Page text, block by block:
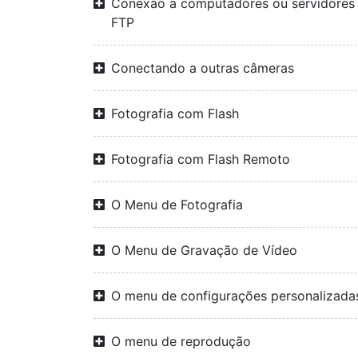
Conexão a computadores ou servidores
FTP
Conectando a outras câmeras
Fotografia com Flash
Fotografia com Flash Remoto
O Menu de Fotografia
O Menu de Gravação de Vídeo
O menu de configurações
O menu de reprodução